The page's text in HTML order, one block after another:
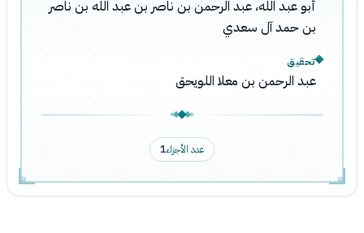
أبو عبد الله، عبد الرحمن بن ناصر بن عبد الله بن ناصر
بن حمد آل سعدي
تحقيق
عبد الرحمن بن معلا اللويحق
عدد الأجزاء1